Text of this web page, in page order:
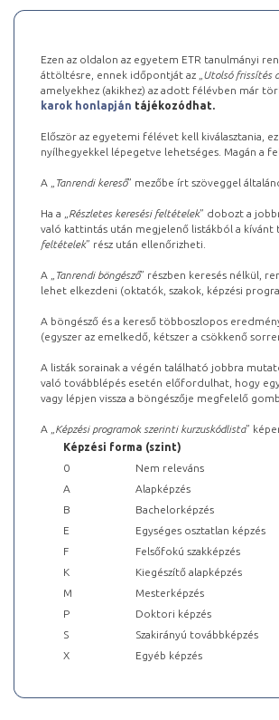
Ezen az oldalon az egyetem ETR tanulmányi
áttöltésre, ennek időpontját az „ Utolsó frissítés
amelyekhez (akikhez) az adott félévben már
karok honlapján tájékozódhat.
Először az egyetemi félévet kell kiválasztania, ez
nyílhegyekkel lépegetve lehetséges. Magán a
A „ Tanrendi kereső” mezőbe írt szöveggel
Ha a „ Részletes keresési feltételek” dobozt a
való kattintás után megjelenő listákból a
feltételek” rész után ellenőrizheti.
A „ Tanrendi böngésző” részben keresés nélkül,
lehet elkezdeni (oktatók, szakok, képzési
A böngésző és a kereső többoszlopos
(egyszer az emelkedő, kétszer a csökkenő
A listák sorainak a végén található jobbra
való továbblépés esetén előfordulhat, hogy
vagy lépjen vissza a böngészője megfelelő
A „ Képzési programok szerinti kurzuskódlista”
Képzési forma (szint)
0
Nem releváns
A
Alapképzés
B
Bachelorképzés
E
Egységes osztatlan képzés
F
Felsőfokú szakképzés
K
Kiegészítő alapképzés
M
Mesterképzés
P
Doktori képzés
S
Szakirányú továbbképzés
X
Egyéb képzés